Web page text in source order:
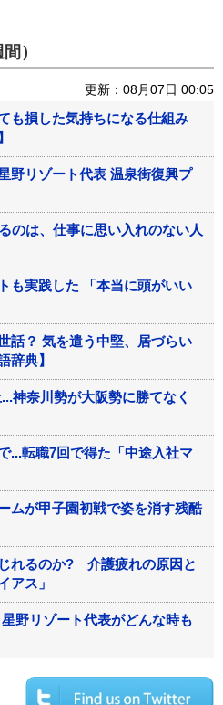
）
更新：08月07日 00:05
も損した気持ちになる仕組み
野リゾート代表 温泉街復興プ
のは、仕事に思い入れのない人
も実践した 「本当に頭がいい
話？ 気を遣う中堅、居づらい
辞典】
神奈川勢が大阪勢に勝てなく
...転職7回で得た「中途入社マ
ムが甲子園初戦で姿を消す残酷
れるのか? 介護疲れの原因と
アス」
野リゾート代表がどんな時も